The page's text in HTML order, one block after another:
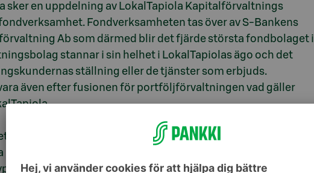
sker en uppdelning av LokalTapiola Kapitalförvaltnings
Fondverksamheten tas över av S-Bankens
Ab som därmed blir det fjärde största fondbolaget i
stannar i sin helhet i LokalTapiolas ägo och det
ställning eller de tjänster som erbjuds.
även efter fusionen för portföljförvaltningen vad gäller
mellan S-gruppen och LokalTapiola utökar och förbättrar
Samarbetet mellan två kundägda och lokalt
av mervärde både vad gäller betjäning och förmåner, säger